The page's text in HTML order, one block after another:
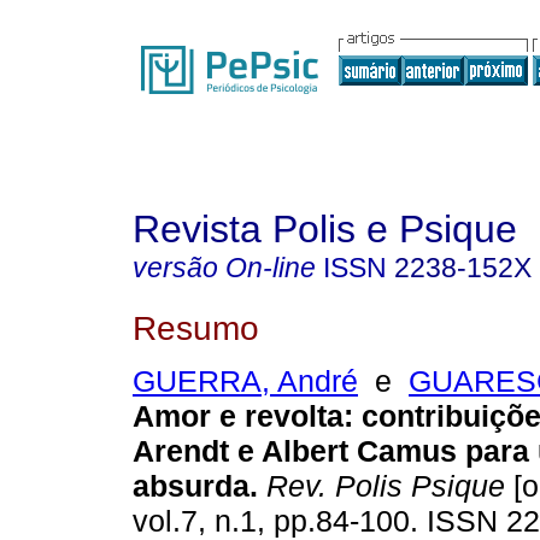
Revista Polis e Psique
versão On-line ISSN 2238-152X
Resumo
GUERRA, André e
Amor e revolta:
Arendt e Albert Camus para
absurda. Rev. Polis Psique
vol.7, n.1, pp.84-100. ISSN